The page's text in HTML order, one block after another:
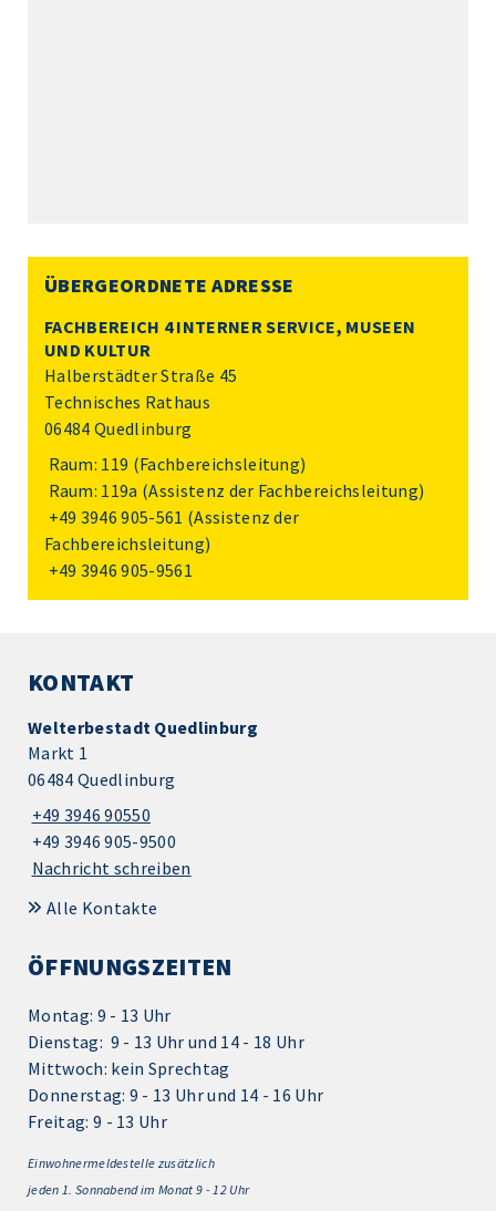
ÜBERGEORDNETE ADRESSE
FACHBEREICH 4 INTERNER SERVICE, MUSEEN
UND KULTUR
Halberstädter Straße 45
Technisches Rathaus
06484 Quedlinburg
Raum: 119 (Fachbereichsleitung)
Raum: 119a (Assistenz der Fachbereichsleitung)
+49 3946 905-561 (Assistenz der
Fachbereichsleitung)
+49 3946 905-9561
KONTAKT
Welterbestadt Quedlinburg
Markt 1
06484 Quedlinburg
+49 3946 90550
+49 3946 905-9500
Nachricht schreiben
Alle Kontakte
ÖFFNUNGSZEITEN
Montag: 9 - 13 Uhr
Dienstag: 9 - 13 Uhr und 14 - 18 Uhr
Mittwoch: kein Sprechtag
Donnerstag: 9 - 13 Uhr und 14 - 16 Uhr
Freitag: 9 - 13 Uhr
Einwohnermeldestelle zusätzlich
jeden 1. Sonnabend im Monat 9 - 12 Uhr